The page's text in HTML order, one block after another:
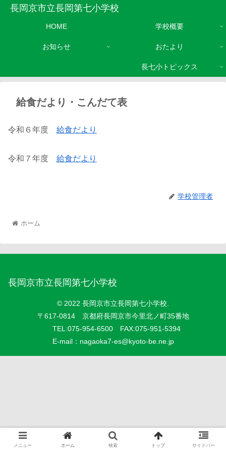
長岡京市立長岡第七小学校
HOME 学校概要
お知らせ おたより
長七小トピックス
給食だより・こんだて表
令和６年度 給食だより
令和７年度 給食だより
学校管理者
ホーム
長岡京市立長岡第七小学校
© 2022 長岡京市立長岡第七小学校.
〒617-0814 京都府長岡京市今里北ノ町35番地
TEL:075-954-6500 FAX:075-951-5394
E-mail： nagaoka7-es@kyoto-be.ne.jp
メニュー ホーム 検索 トップ サイドバー